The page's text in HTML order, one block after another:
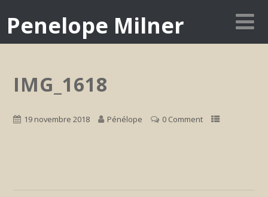
Penelope Milner
IMG_1618
19 novembre 2018 Pénélope 0 Comment